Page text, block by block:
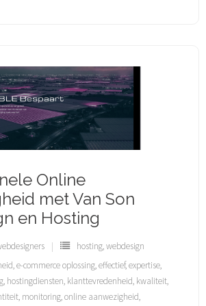
Online
met Van Son
en Hosting
hosting,webdesign
,e-commerce oplossing,effectief,expertise,
, hostingdiensten, klanttevredenheid, kwaliteit,
, monitoring,online aanwezigheid,